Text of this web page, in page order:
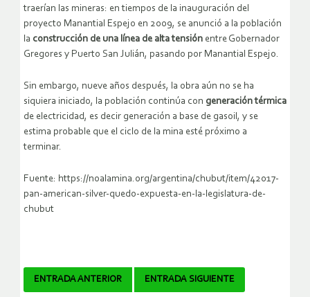
traerían las mineras: en tiempos de la inauguración del
proyecto Manantial Espejo en 2009, se anunció a la población
la construcción de una línea de alta tensión entre Gobernador
Gregores y Puerto San Julián, pasando por Manantial Espejo.
Sin embargo, nueve años después, la obra aún no se ha
siquiera iniciado, la población continúa con generación térmica
de electricidad, es decir generación a base de gasoil, y se
estima probable que el ciclo de la mina esté próximo a
terminar.
Fuente: https://noalamina.org/argentina/chubut/item/42017-
pan-american-silver-quedo-expuesta-en-la-legislatura-de-
chubut
Navegador
ENTRADA ANTERIOR ENTRADA SIGUIENTE